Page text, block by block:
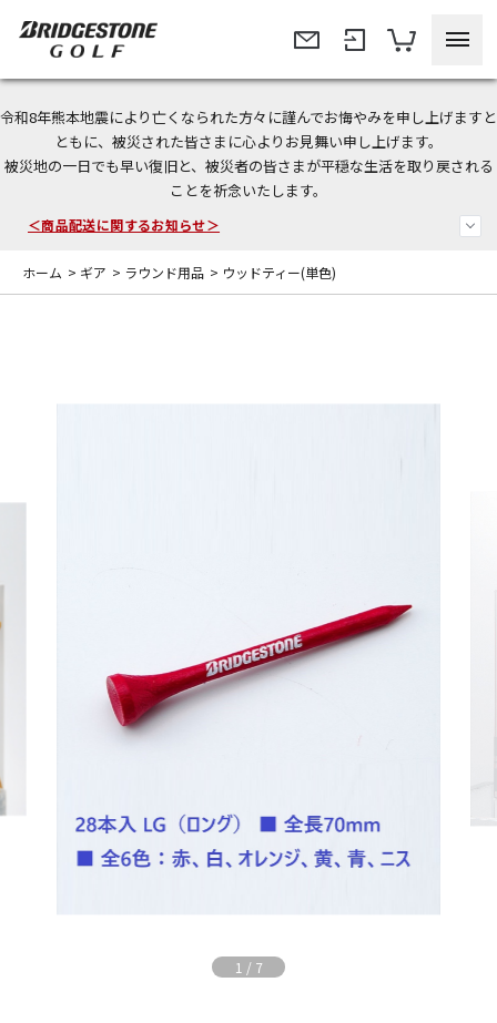
令和8年熊本地震により亡くなられた方々に謹んでお悔やみを申し上げますと
ともに、被災された皆さまに心よりお見舞い申し上げます。
被災地の一日でも早い復旧と、被災者の皆さまが平穏な生活を取り戻される
ことを祈念いたします。
今なら新規会員登録で1,000円OFFクーポンプレゼント！
＜商品配送に関するお知らせ＞
＜夏季休暇中のご注文・発送・お問い合わせ＞
ホーム > ギア > ラウンド用品 > ウッドティー(単色)
1 / 7